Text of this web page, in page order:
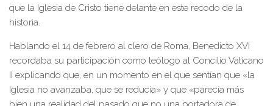
Contacte
que la Iglesia de Cristo tiene delante en este recodo de la
historia.
Hablando el 14 de febrero al clero de Roma, Benedicto XVI
recordaba su participación como teólogo al Concilio Vaticano
II explicando que, en un momento en el que sentían que «la
Iglesia no avanzaba, que se reducía» y que «parecía más